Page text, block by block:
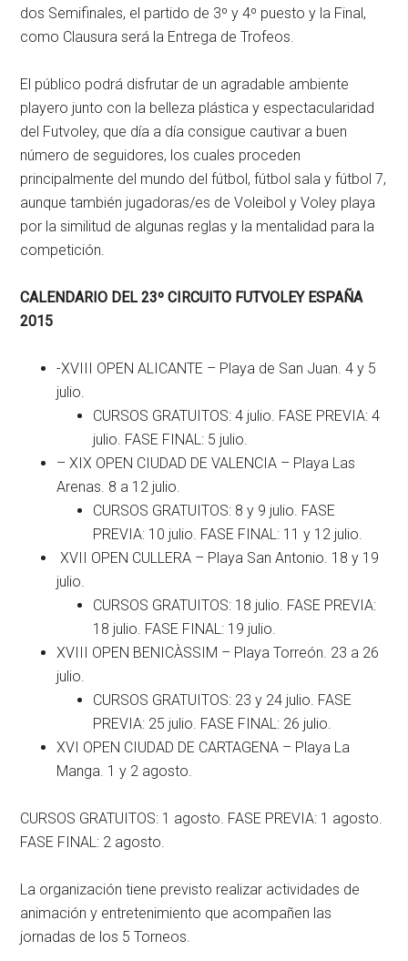
dos Semifinales, el partido de 3º y 4º puesto y la Final,
como Clausura será la Entrega de Trofeos.
El público podrá disfrutar de un agradable ambiente
playero junto con la belleza plástica y espectacularidad
del Futvoley, que día a día consigue cautivar a buen
número de seguidores, los cuales proceden
principalmente del mundo del fútbol, fútbol sala y fútbol 7,
aunque también jugadoras/es de Voleibol y Voley playa
por la similitud de algunas reglas y la mentalidad para la
competición.
CALENDARIO DEL 23º CIRCUITO FUTVOLEY ESPAÑA
2015
-XVIII OPEN ALICANTE – Playa de San Juan. 4 y 5
julio.
CURSOS GRATUITOS: 4 julio. FASE PREVIA: 4
julio. FASE FINAL: 5 julio.
– XIX OPEN CIUDAD DE VALENCIA – Playa Las
Arenas. 8 a 12 julio.
CURSOS GRATUITOS: 8 y 9 julio. FASE
PREVIA: 10 julio. FASE FINAL: 11 y 12 julio.
XVII OPEN CULLERA – Playa San Antonio. 18 y 19
julio.
CURSOS GRATUITOS: 18 julio. FASE PREVIA:
18 julio. FASE FINAL: 19 julio.
XVIII OPEN BENICÀSSIM – Playa Torreón. 23 a 26
julio.
CURSOS GRATUITOS: 23 y 24 julio. FASE
PREVIA: 25 julio. FASE FINAL: 26 julio.
XVI OPEN CIUDAD DE CARTAGENA – Playa La
Manga. 1 y 2 agosto.
CURSOS GRATUITOS: 1 agosto. FASE PREVIA: 1 agosto.
FASE FINAL: 2 agosto.
La organización tiene previsto realizar actividades de
animación y entretenimiento que acompañen las
jornadas de los 5 Torneos.